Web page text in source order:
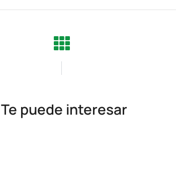
Te puede interesar